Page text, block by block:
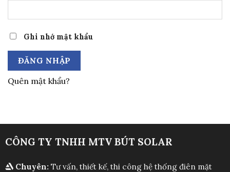
Ghi nhớ mật khẩu
ĐĂNG NHẬP
Quên mật khẩu?
CÔNG TY TNHH MTV BÚT SOLAR
Chuyên:Tư vấn, thiết kế, thi công hệ thống điên mặt